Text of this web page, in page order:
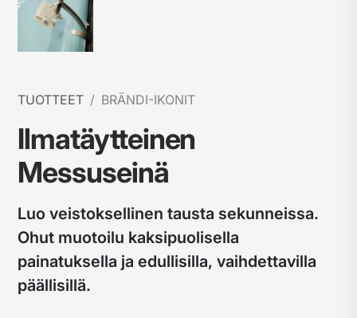
TUOTTEET BRÄNDI-IKONIT
Ilmatäytteinen
Messuseinä
Luo veistoksellinen tausta sekunneissa.
Ohut muotoilu kaksipuolisella
painatuksella ja edullisilla, vaihdettavilla
päällisillä.